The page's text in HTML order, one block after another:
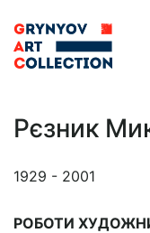
Рєзник
1929 - 2001
РОБОТИ